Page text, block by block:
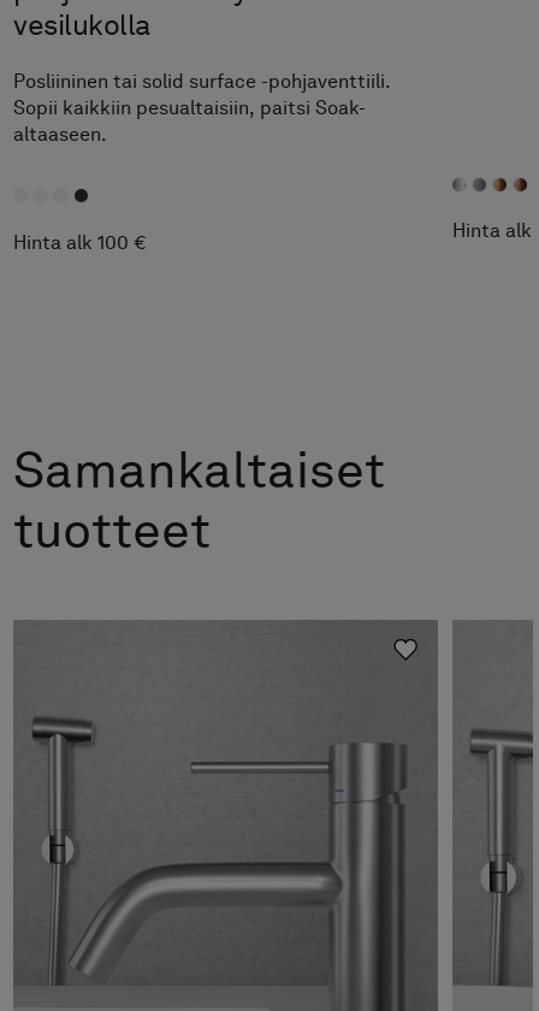
vesilukolla
Posliininen tai solid surface -pohjaventtiili.
Sopii kaikkiin pesualtaisiin, paitsi Soak-
altaaseen.
Hinta alk 100 €
Hinta alk
Samankaltaiset
tuotteet